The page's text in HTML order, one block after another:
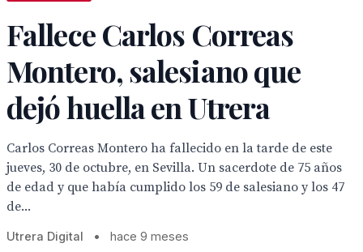
Fallece Carlos Correas
Montero, salesiano que
dejó huella en Utrera
Carlos Correas Montero ha fallecido en la tarde de este
jueves, 30 de octubre, en Sevilla. Un sacerdote de 75 años
de edad y que había cumplido los 59 de salesiano y los 47
de...
Utrera Digital • hace 9 meses